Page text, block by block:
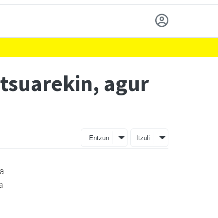
agur
Entzun Itzuli